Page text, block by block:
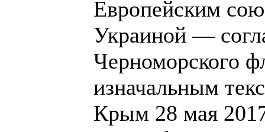
Европейским
Украиной —
Черноморского
изначальным
Крым 28 мая